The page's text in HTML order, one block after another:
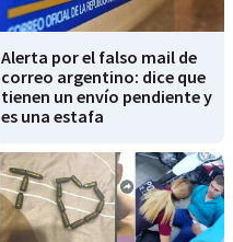
Alerta por el falso mail de
correo argentino: dice que
tienen un envío pendiente y
es una estafa